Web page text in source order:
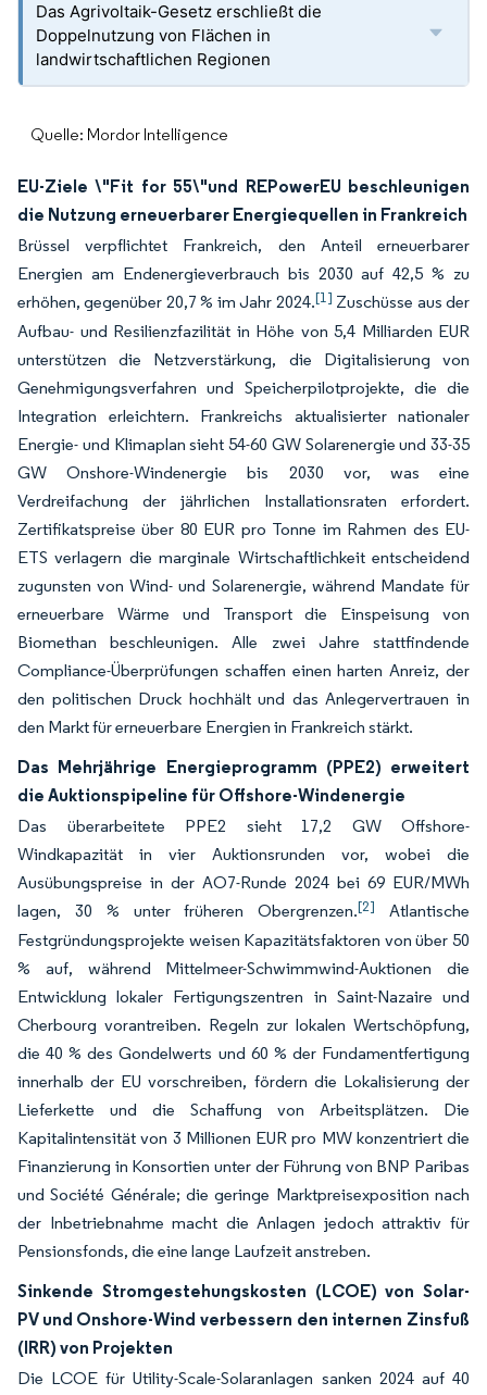
Das Agrivoltaik-Gesetz erschließt die
Doppelnutzung von Flächen in
landwirtschaftlichen Regionen
Quelle: Mordor Intelligence
EU-Ziele \"Fit for 55\"und REPowerEU beschleunigen
die Nutzung erneuerbarer Energiequellen in Frankreich
Brüssel verpflichtet Frankreich, den Anteil erneuerbarer
Energien am Endenergieverbrauch bis 2030 auf 42,5 % zu
erhöhen, gegenüber 20,7 % im Jahr 2024.[1] Zuschüsse aus der
Aufbau- und Resilienzfazilität in Höhe von 5,4 Milliarden EUR
unterstützen die Netzverstärkung, die Digitalisierung von
Genehmigungsverfahren und Speicherpilotprojekte, die die
Integration erleichtern. Frankreichs aktualisierter nationaler
Energie- und Klimaplan sieht 54-60 GW Solarenergie und 33-35
GW Onshore-Windenergie bis 2030 vor, was eine
Verdreifachung der jährlichen Installationsraten erfordert.
Zertifikatspreise über 80 EUR pro Tonne im Rahmen des EU-
ETS verlagern die marginale Wirtschaftlichkeit entscheidend
zugunsten von Wind- und Solarenergie, während Mandate für
erneuerbare Wärme und Transport die Einspeisung von
Biomethan beschleunigen. Alle zwei Jahre stattfindende
Compliance-Überprüfungen schaffen einen harten Anreiz, der
den politischen Druck hochhält und das Anlegervertrauen in
den Markt für erneuerbare Energien in Frankreich stärkt.
Das Mehrjährige Energieprogramm (PPE2) erweitert
die Auktionspipeline für Offshore-Windenergie
Das überarbeitete PPE2 sieht 17,2 GW Offshore-
Windkapazität in vier Auktionsrunden vor, wobei die
Ausübungspreise in der AO7-Runde 2024 bei 69 EUR/MWh
lagen, 30 % unter früheren Obergrenzen.[2]
Atlantische
Festgründungsprojekte weisen Kapazitätsfaktoren von über 50
% auf, während Mittelmeer-Schwimmwind-Auktionen die
Entwicklung lokaler Fertigungszentren in Saint-Nazaire und
Cherbourg vorantreiben. Regeln zur lokalen Wertschöpfung,
die 40 % des Gondelwerts und 60 % der Fundamentfertigung
innerhalb der EU vorschreiben, fördern die Lokalisierung der
Lieferkette und die Schaffung von Arbeitsplätzen. Die
Kapitalintensität von 3 Millionen EUR pro MW konzentriert die
Finanzierung in Konsortien unter der Führung von BNP Paribas
und Société Générale; die geringe Marktpreisexposition nach
der Inbetriebnahme macht die Anlagen jedoch attraktiv für
Pensionsfonds, die eine lange Laufzeit anstreben.
Sinkende Stromgestehungskosten (LCOE) von Solar-
PV und Onshore-Wind verbessern den internen Zinsfuß
(IRR) von Projekten
Die LCOE für Utility-Scale-Solaranlagen sanken 2024 auf 40